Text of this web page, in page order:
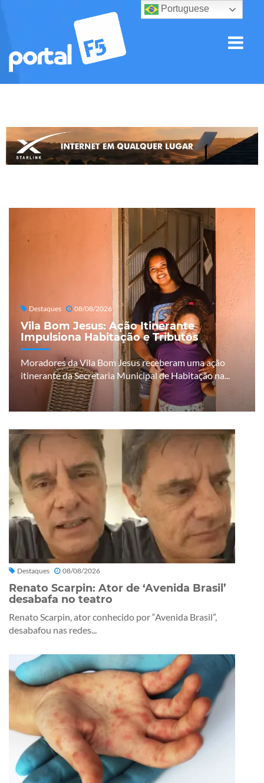
Destaques 08/08/2026
Vila Bom Jesus: Ação Itinerante
Impulsiona Habitação e Tributos
Moradores da Vila Bom Jesus receberam uma ação
itinerante da Secretaria Municipal de Habitação na...
Destaques 08/08/2026
Renato Scarpin: Ator de ‘Avenida Brasil’
desabafa no teatro
Renato Scarpin, ator conhecido por “Avenida Brasil”,
desabafou nas redes...
Portuguese